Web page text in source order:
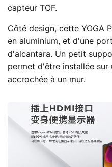
capteur TOF.
Côté design, cette YOGA
en aluminium, et d'une
d'alcantara. Un petit
permet d'être installée sur
accrochée à un mur.